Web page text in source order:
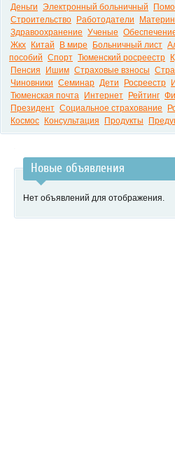
Деньги Электронный больничный
Строительство
Работодатели
Здравоохранение Ученые
Жкх
Китай В мире Больничный лист
пособий Спорт Тюменский росреестр
Пенсия
Ишим Страховые взносы
Чиновники Семинар Дети Росреестр
Тюменская почта
Интернет Рейтинг
Президент Социальное страхование
Космос
Консультация Продукты
Новые объявления
Нет объявлений для отображения.